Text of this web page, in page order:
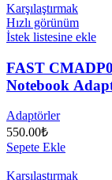
Karşılaştırmak
Hızlı görünüm
İstek listesine ekle
FAST
Notebook
Adaptörler
550.00₺
Sepete Ekle
Karşılaştırmak